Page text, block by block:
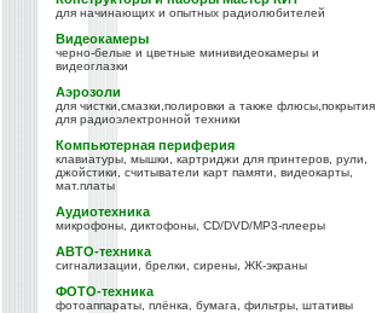
для начинающих и опытных радиолюбителей
Видеокамеры
черно-белые и цветные минивидеокамеры и
видеоглазки
Аэрозоли
для чистки,смазки,полировки а также флюсы,покрытия
для радиоэлектронной техники
Компьютерная периферия
клавиатуры, мышки, картриджи для принтеров, рули,
джойстики, считыватели карт памяти, видеокарты,
мат.платы
Аудиотехника
микрофоны, диктофоны, CD/DVD/MP3-плееры
АВТО-техника
сигнализации, брелки, сирены, ЖК-экраны
ФОТО-техника
фотоаппараты, плёнка, бумага, фильтры, штативы